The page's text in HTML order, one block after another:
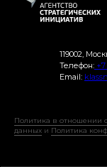
Политика в отношении
данных и Политика
119002,
Телефон:
Email: